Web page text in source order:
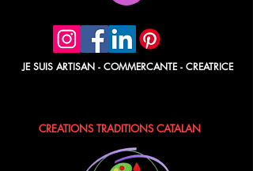
JE SUIS ARTISAN - COMMERCANTE - CREATRICE
CREATIONS TRADITIONS CATALAN